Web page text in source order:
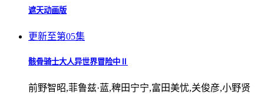
遮天动画版
更新至第05集
骸骨骑士大人异世界冒险中Ⅱ
前野智昭,菲鲁兹·蓝,稗田宁宁,富田美忧,关俊彦,小野贤